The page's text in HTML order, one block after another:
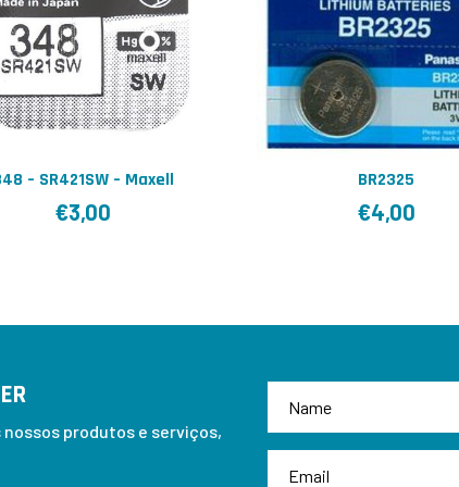
– SR421SW – Maxell
€3,00
BR2325
€4,00
produtos e serviços,